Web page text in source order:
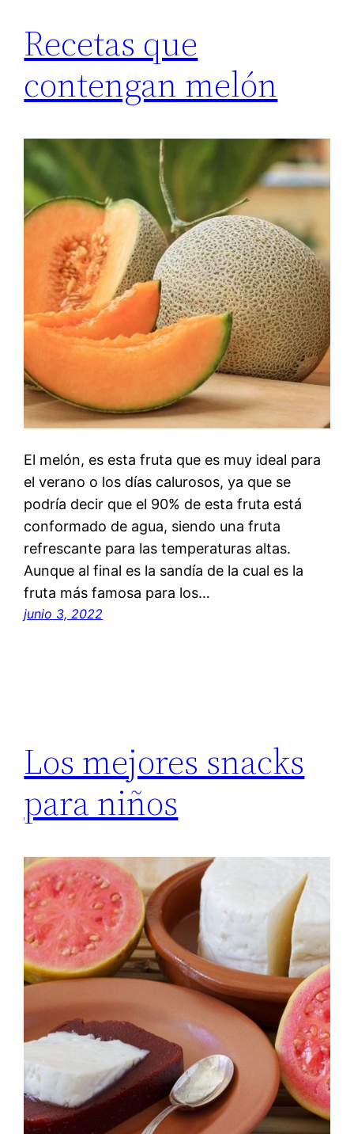
Recetas que
contengan melón
El melón, es esta fruta que es muy ideal para
el verano o los días calurosos, ya que se
podría decir que el 90% de esta fruta está
conformado de agua, siendo una fruta
refrescante para las temperaturas altas.
Aunque al final es la sandía de la cual es la
fruta más famosa para los…
junio 3, 2022
Los mejores snacks
para niños